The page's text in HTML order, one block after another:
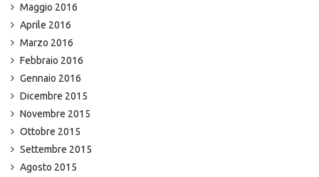
Maggio 2016
Aprile 2016
Marzo 2016
Febbraio 2016
Gennaio 2016
Dicembre 2015
Novembre 2015
Ottobre 2015
Settembre 2015
Agosto 2015